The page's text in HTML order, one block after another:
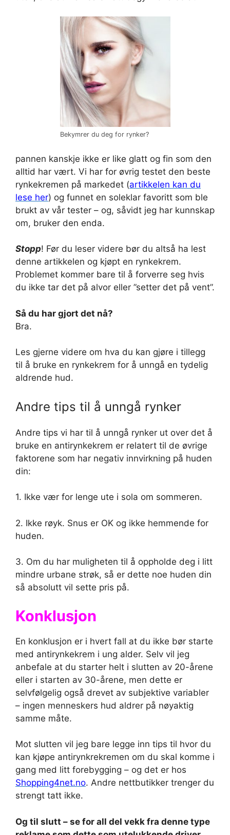
Bekymrer du deg for rynker?
pannen kanskje ikke er like glatt og fin som den
alltid har vært. Vi har for øvrig testet den beste
rynkekremen på markedet (artikkelen kan du
lese her) og funnet en soleklar favoritt som ble
brukt av vår tester – og, såvidt jeg har kunnskap
om, bruker den enda.
Stopp! Før du leser videre bør du altså ha lest
denne artikkelen og kjøpt en rynkekrem.
Problemet kommer bare til å forverre seg hvis
du ikke tar det på alvor eller ”setter det på vent”.
Så du har gjort det nå?
Bra.
Les gjerne videre om hva du kan gjøre i tillegg
til å bruke en rynkekrem for å unngå en tydelig
aldrende hud.
Andre tips til å unngå rynker
Andre tips vi har til å unngå rynker ut over det å
bruke en antirynkekrem er relatert til de øvrige
faktorene som har negativ innvirkning på huden
din:
1. Ikke vær for lenge ute i sola om sommeren.
2. Ikke røyk. Snus er OK og ikke hemmende for
huden.
3. Om du har muligheten til å oppholde deg i litt
mindre urbane strøk, så er dette noe huden din
så absolutt vil sette pris på.
Konklusjon
En konklusjon er i hvert fall at du ikke bør starte
med antirynkekrem i ung alder. Selv vil jeg
anbefale at du starter helt i slutten av 20-årene
eller i starten av 30-årene, men dette er
selvfølgelig også drevet av subjektive variabler
– ingen menneskers hud aldrer på nøyaktig
samme måte.
Mot slutten vil jeg bare legge inn tips til hvor du
kan kjøpe antirynkrekremen om du skal komme i
gang med litt forebygging – og det er hos
Shopping4net.no. Andre nettbutikker trenger du
strengt tatt ikke.
Og til slutt – se for all del vekk fra denne type